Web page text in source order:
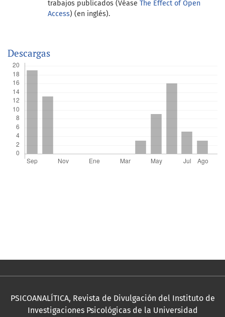
trabajos publicados (Véase The Effect of Open
Access) (en inglés).
Descargas
PSICOANALÍTICA, Revista de Divulgación del Instituto de
Investigaciones Psicológicas de la Universidad